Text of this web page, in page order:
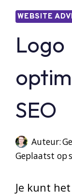
WEBSITE
Logo
SEO
Auteur:
Geplaatst op
Je kunt